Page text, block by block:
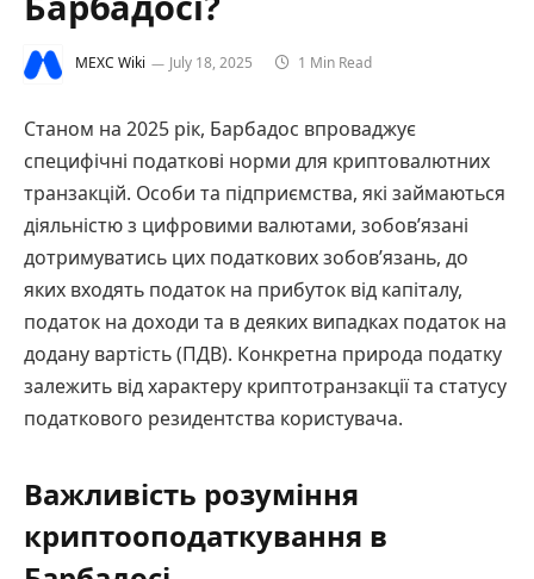
MEXC Wiki July 18, 2025 1 Min Read
Станом на 2025 рік, Барбадос впроваджує
специфічні податкові норми для криптовалютних
транзакцій. Особи та підприємства, які займаються
діяльністю з цифровими валютами, зобов’язані
дотримуватись цих податкових зобов’язань, до
яких входять податок на прибуток від капіталу,
податок на доходи та в деяких випадках податок на
додану вартість (ПДВ). Конкретна природа податку
залежить від характеру криптотранзакції та статусу
податкового резидентства користувача.
Важливість розуміння
криптооподаткування в